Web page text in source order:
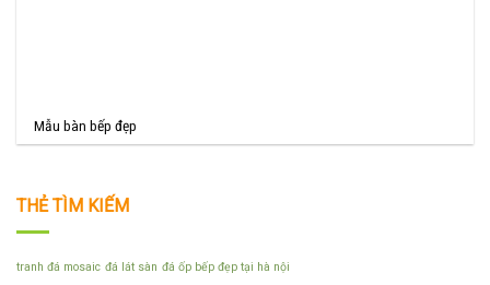
Mẫu bàn bếp đẹp
THẺ TÌM KIẾM
tranh đá mosaic đá lát sàn đá ốp bếp đẹp tại hà nội